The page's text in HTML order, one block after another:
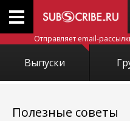
Отправляет email-
Выпуски
Полезные советы